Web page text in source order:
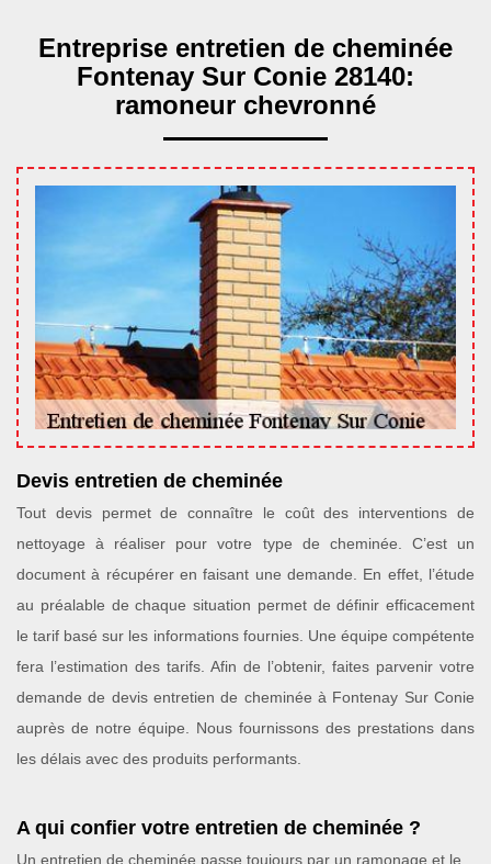
Entreprise entretien de cheminée
Fontenay Sur Conie 28140:
ramoneur chevronné
Devis entretien de cheminée
Tout devis permet de connaître le coût des interventions de
nettoyage à réaliser pour votre type de cheminée. C’est un
document à récupérer en faisant une demande. En effet, l’étude
au préalable de chaque situation permet de définir efficacement
le tarif basé sur les informations fournies. Une équipe compétente
fera l’estimation des tarifs. Afin de l’obtenir, faites parvenir votre
demande de devis entretien de cheminée à Fontenay Sur Conie
auprès de notre équipe. Nous fournissons des prestations dans
les délais avec des produits performants.
A qui confier votre entretien de cheminée ?
Un entretien de cheminée passe toujours par un ramonage et le